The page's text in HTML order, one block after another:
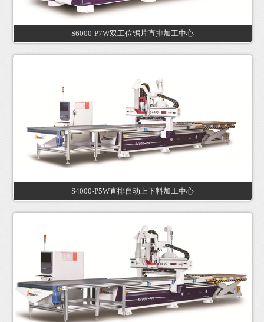
S6000-P7W双工位锯片直排加工中心
S4000-P5W直排自动上下料加工中心